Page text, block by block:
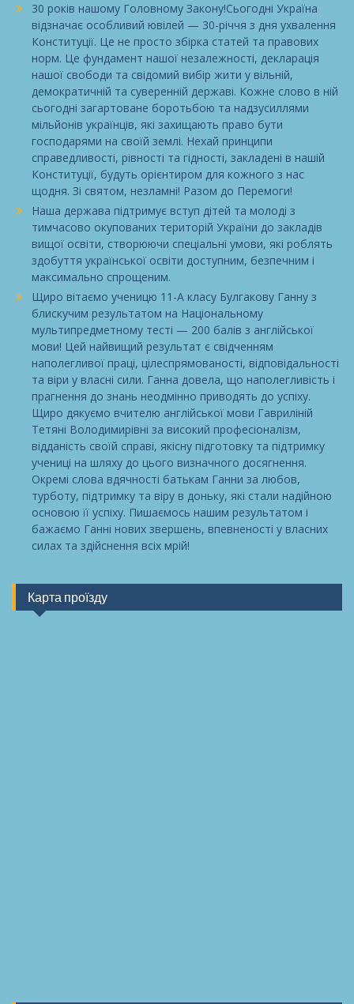
30 років нашому Головному Закону!Сьогодні Україна
відзначає особливий ювілей — 30-річчя з дня ухвалення
Конституції. Це не просто збірка статей та правових
норм. Це фундамент нашої незалежності, декларація
нашої свободи та свідомий вибір жити у вільній,
демократичній та суверенній державі. Кожне слово в ній
сьогодні загартоване боротьбою та надзусиллями
мільйонів українців, які захищають право бути
господарями на своїй землі. Нехай принципи
справедливості, рівності та гідності, закладені в нашій
Конституції, будуть орієнтиром для кожного з нас
щодня. Зі святом, незламні! Разом до Перемоги!
Наша держава підтримує вступ дітей та молоді з
тимчасово окупованих територій України до закладів
вищої освіти, створюючи спеціальні умови, які роблять
здобуття української освіти доступним, безпечним і
максимально спрощеним.
Щиро вітаємо ученицю 11-А класу Булгакову Ганну з
блискучим результатом на Національному
мультипредметному тесті — 200 балів з англійської
мови! Цей найвищий результат є свідченням
наполегливої праці, цілеспрямованості, відповідальності
та віри у власні сили. Ганна довела, що наполегливість і
прагнення до знань неодмінно приводять до успіху.
Щиро дякуємо вчителю англійської мови Гавриліній
Тетяні Володимирівні за високий професіоналізм,
відданість своїй справі, якісну підготовку та підтримку
учениці на шляху до цього визначного досягнення.
Окремі слова вдячності батькам Ганни за любов,
турботу, підтримку та віру в доньку, які стали надійною
основою її успіху. Пишаємось нашим результатом і
бажаємо Ганні нових звершень, впевненості у власних
силах та здійснення всіх мрій!
Карта проїзду